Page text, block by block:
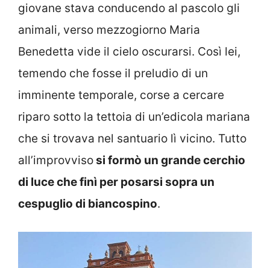
giovane stava conducendo al pascolo gli
animali, verso mezzogiorno Maria
Benedetta vide il cielo oscurarsi. Così lei,
temendo che fosse il preludio di un
imminente temporale, corse a cercare
riparo sotto la tettoia di un’edicola mariana
che si trovava nel santuario lì vicino. Tutto
all’improvvisosi formò un grande cerchio
di luce che finì per posarsi sopra un
cespuglio di biancospino.